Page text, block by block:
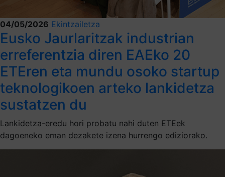
04/05/2026 Ekintzailetza
Eusko Jaurlaritzak industrian
erreferentzia diren EAEko 20
ETEren eta mundu osoko startup
teknologikoen arteko lankidetza
sustatzen du
Lankidetza-eredu hori probatu nahi duten ETEek
dagoeneko eman dezakete izena hurrengo ediziorako.